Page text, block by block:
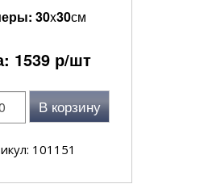
30x30см
1539р/шт
В корзину
101151